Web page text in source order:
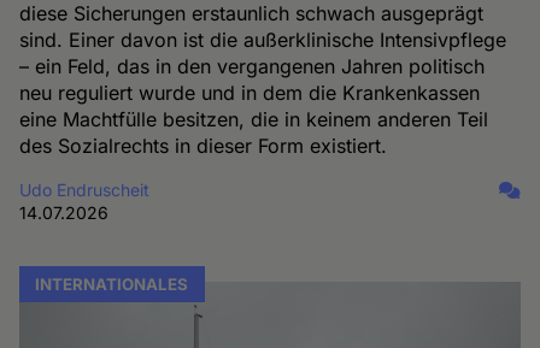
diese Sicherungen erstaunlich schwach ausgeprägt
sind. Einer davon ist die außerklinische Intensivpflege
– ein Feld, das in den vergangenen Jahren politisch
neu reguliert wurde und in dem die Krankenkassen
eine Machtfülle besitzen, die in keinem anderen Teil
des Sozialrechts in dieser Form existiert.
Udo Endruscheit
14.07.2026
INTERNATIONALES